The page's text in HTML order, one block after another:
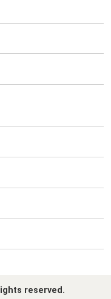
reserved.